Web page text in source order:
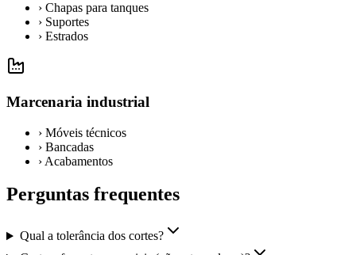
› Chapas para tanques
› Suportes
› Estrados
Marcenaria industrial
› Móveis técnicos
› Bancadas
› Acabamentos
Perguntas frequentes
Qual a tolerância dos cortes?